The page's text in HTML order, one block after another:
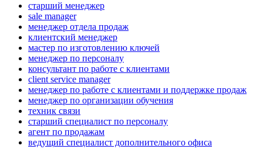
старший менеджер
sale manager
менеджер отдела продаж
клиентский менеджер
мастер по изготовлению ключей
менеджер по персоналу
консультант по работе с клиентами
client service manager
менеджер по работе с клиентами и поддержке продаж
менеджер по организации обучения
техник связи
старший специалист по персоналу
агент по продажам
ведущий специалист дополнительного офиса